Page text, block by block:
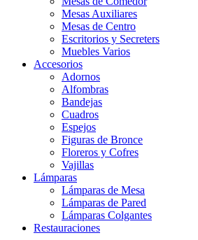
Mesas Auxiliares
Mesas de Centro
Escritorios y Secreters
Muebles Varios
Accesorios
Adornos
Alfombras
Bandejas
Cuadros
Espejos
Figuras de Bronce
Floreros y Cofres
Vajillas
Lámparas
Lámparas de Mesa
Lámparas de Pared
Lámparas Colgantes
Restauraciones